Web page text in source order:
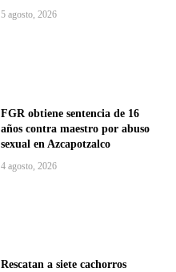
5 agosto, 2026
FGR obtiene sentencia de 16
años contra maestro por abuso
sexual en Azcapotzalco
4 agosto, 2026
Rescatan a siete cachorros